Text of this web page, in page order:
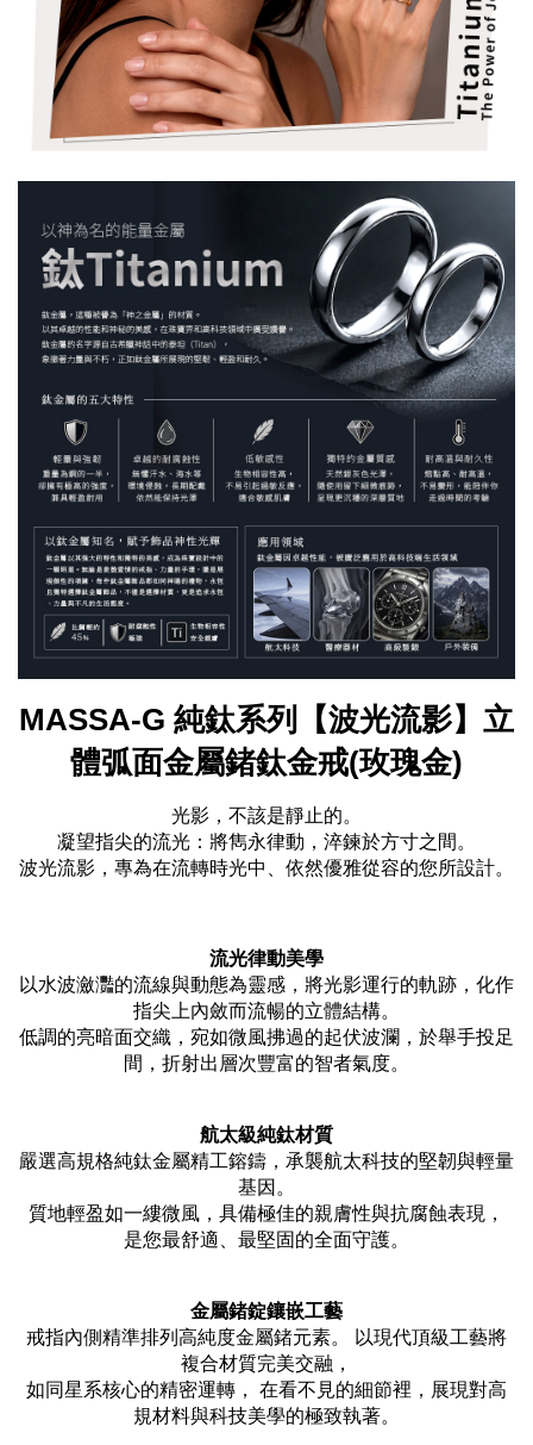
MASSA-G 純鈦系列【波光流影】立
體弧面金屬鍺鈦金戒(玫瑰金)
光影，不該是靜止的。
凝望指尖的流光：將雋永律動，淬鍊於方寸之間。
波光流影，專為在流轉時光中、依然優雅從容的您所設計。
流光律動美學
以水波瀲灩的流線與動態為靈感，將光影運行的軌跡，化作
指尖上內斂而流暢的立體結構。
低調的亮暗面交織，宛如微風拂過的起伏波瀾，於舉手投足
間，折射出層次豐富的智者氣度。
航太級純鈦材質
嚴選高規格純鈦金屬精工鎔鑄，承襲航太科技的堅韌與輕量
基因。
質地輕盈如一縷微風，具備極佳的親膚性與抗腐蝕表現，
是您最舒適、最堅固的全面守護。
金屬鍺錠鑲嵌工藝
戒指內側精準排列高純度金屬鍺元素。 以現代頂級工藝將
複合材質完美交融，
如同星系核心的精密運轉， 在看不見的細節裡，展現對高
規材料與科技美學的極致執著。